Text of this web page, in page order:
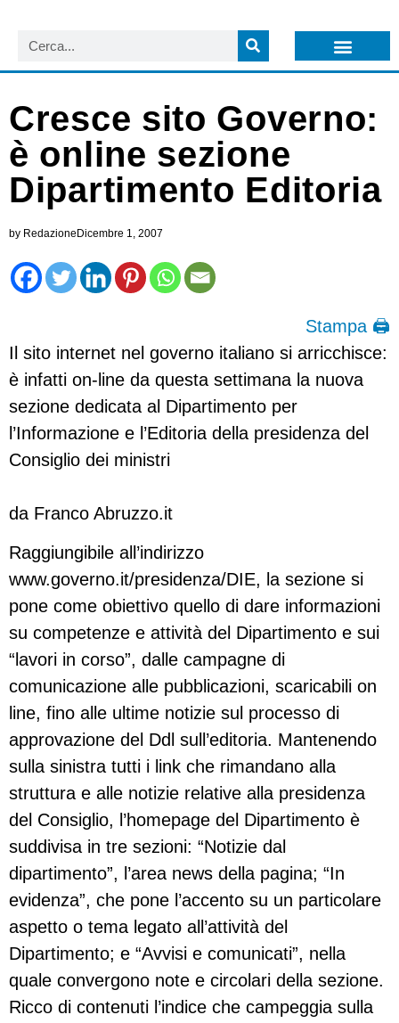
Cresce sito Governo:
è online sezione
Dipartimento Editoria
by Redazione Dicembre 1, 2007
Stampa 🖨
Il sito internet nel governo italiano si arricchisce:
è infatti on-line da questa settimana la nuova
sezione dedicata al Dipartimento per
l’Informazione e l’Editoria della presidenza del
Consiglio dei ministri
da Franco Abruzzo.it
Raggiungibile all’indirizzo
www.governo.it/presidenza/DIE, la sezione si
pone come obiettivo quello di dare informazioni
su competenze e attività del Dipartimento e sui
“lavori in corso”, dalle campagne di
comunicazione alle pubblicazioni, scaricabili on
line, fino alle ultime notizie sul processo di
approvazione del Ddl sull’editoria. Mantenendo
sulla sinistra tutti i link che rimandano alla
struttura e alle notizie relative alla presidenza
del Consiglio, l’homepage del Dipartimento è
suddivisa in tre sezioni: “Notizie dal
dipartimento”, l’area news della pagina; “In
evidenza”, che pone l’accento su un particolare
aspetto o tema legato all’attività del
Dipartimento; e “Avvisi e comunicati”, nella
quale convergono note e circolari della sezione.
Ricco di contenuti l’indice che campeggia sulla